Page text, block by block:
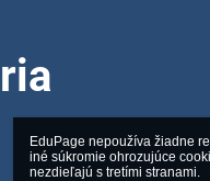
EduPage nepoužíva žiadne
iné súkromie ohrozujúce
nezdieľajú s tretími stranami.